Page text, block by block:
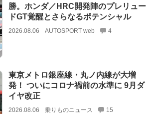
勝。ホンダ／HRC開発陣のプレリュー
ドGT覚醒とさらなるポテンシャル
2026.08.06 AUTOSPORT web 4
東京メトロ銀座線・丸ノ内線が大増
発！ ついにコロナ禍前の水準に 9月ダ
イヤ改正
2026.08.06 乗りものニュース 15